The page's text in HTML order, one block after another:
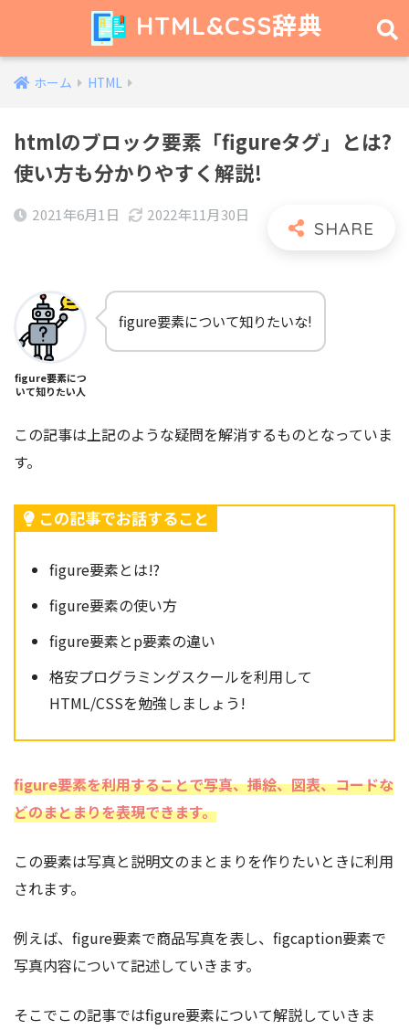
HTML&CSS辞典
ホーム HTML
htmlのブロック要素「figureタグ」とは?
使い方も分かりやすく解説!
2021年6月1日 2022年11月30日
figure要素につ
いて知りたい人
figure要素について知りたいな!
この記事は上記のような疑問を解消するものとなっていま
す。
この記事でお話すること
figure要素とは!?
figure要素の使い方
figure要素とp要素の違い
格安プログラミングスクールを利用して
HTML/CSSを勉強しましょう!
figure要素を利用することで写真、挿絵、図表、コードな
どのまとまりを表現できます。
この要素は写真と説明文のまとまりを作りたいときに利用
されます。
例えば、figure要素で商品写真を表し、figcaption要素で
写真内容について記述していきます。
そこでこの記事ではfigure要素について解説していきま